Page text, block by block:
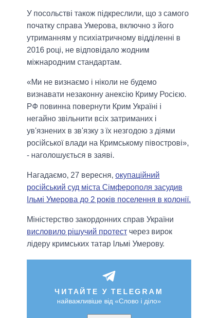
У посольстві також підкреслили, що з самого
початку справа Умерова, включно з його
утриманням у психіатричному відділенні в
2016 році, не відповідало жодним
міжнародним стандартам.
«Ми не визнаємо і ніколи не будемо
визнавати незаконну анексію Криму Росією.
РФ повинна повернути Крим Україні і
негайно звільнити всіх затриманих і
ув'язнених в зв'язку з їх незгодою з діями
російської влади на Кримському півострові»,
- наголошується в заяві.
Нагадаємо, 27 вересня, окупаційний
російський суд міста Сімферополя засудив
Ільмі Умерова до 2 років поселення в колонії.
Міністерство закордонних справ України
висловило рішучий протест через вирок
лідеру кримських татар Ільмі Умерову.
ЧИТАЙТЕ У TELEGRAM
найважливіше від «Слово і діло»